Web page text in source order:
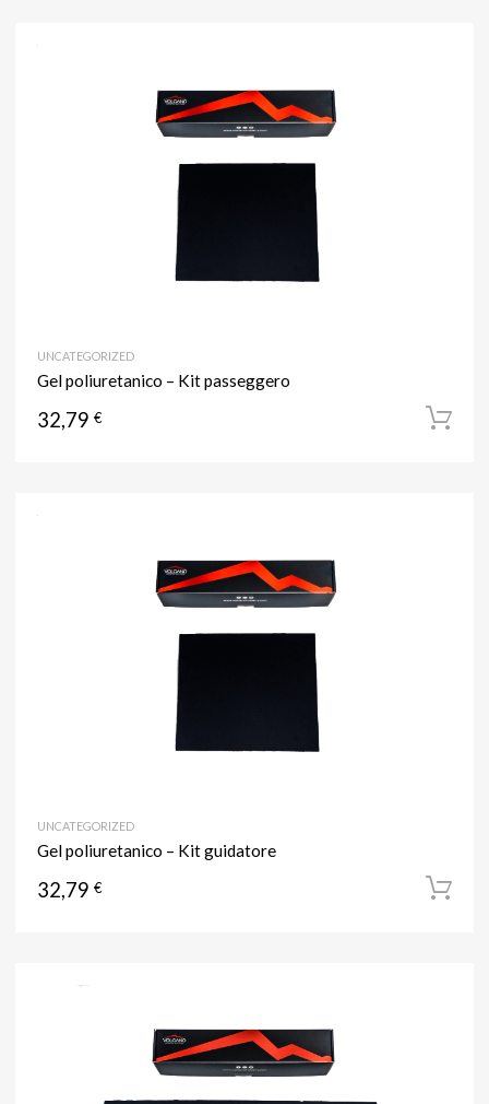
UNCATEGORIZED
Gel poliuretanico – Kit passeggero
32,79 €
UNCATEGORIZED
Gel poliuretanico – Kit guidatore
32,79 €